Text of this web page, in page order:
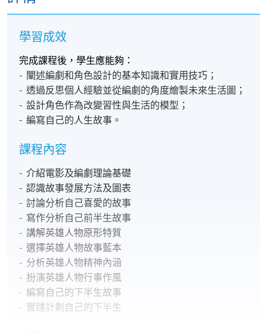
學習成效
完成課程後，學生應能夠：
- 闡述編劇和角色設計的基本知識和實用技巧；
- 透過反思個人經驗並從編劇的角度繪製未來生活圖；
- 設計角色作為改變習性與生活的模型；​
- 編寫自己的人生故事。
課程內容
- 介紹電影及編劇理論基礎
- 認識故事發展方法及圖表
- 討論分析自己喜愛的故事
- 寫作分析自己前半生故事
- 講解英雄人物原形特質
- 選擇英雄人物故事藍本
- 分析英雄人物精神內涵
- 扮演英雄人物行事作風
- 編寫自己的下半生故事
- 實踐計劃自己的下半生